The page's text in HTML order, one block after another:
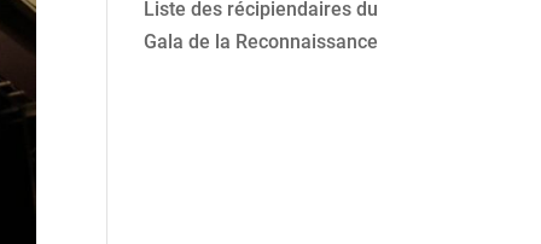
Liste des récipiendaires du
Gala de la Reconnaissance